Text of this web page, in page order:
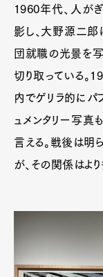
1960年代、人が
影し、大野源二
団就職の光景を
切り取っている
内でゲリラ的にパ
ュメンタリー写真
言える。戦後は明
が、その関係はよ